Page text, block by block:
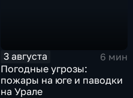
3 августа
6 мин
Погодные угрозы:
пожары на юге и паводки
на Урале